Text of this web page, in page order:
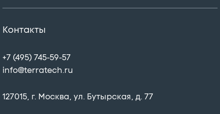
Контакты
+7 (495) 745-59-57
info@terratech.ru
127015, г. Москва, ул. Бутырская, д. 77